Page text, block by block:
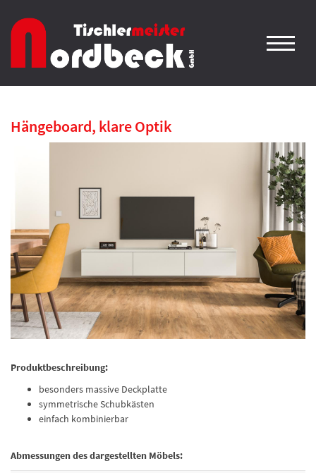
Hängeboard, klare Optik
Produktbeschreibung:
besonders massive Deckplatte
symmetrische Schubkästen
einfach kombinierbar
Abmessungen des dargestellten Möbels: